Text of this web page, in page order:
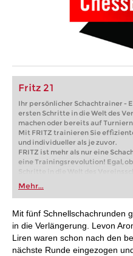
Fritz 21
Ihr persönlicher Schachtrainer -
ersten Schritte in die Welt des
machen oder bereits auf
Mit FRITZ trainieren Sie
und individueller als je zuvor.
FRITZ ist mehr als nur eine
eine Trainingsrevolution! Egal,
Schritte in die Welt des
oder bereits auf Turnierniveau
FRITZ trainieren Sie effizienter,
individueller als je zuvor.
Mehr...
Mit fünf Schnellschachrunden
in die Verlängerung. Levon
Liren waren schon nach den
nächste Runde eingezogen